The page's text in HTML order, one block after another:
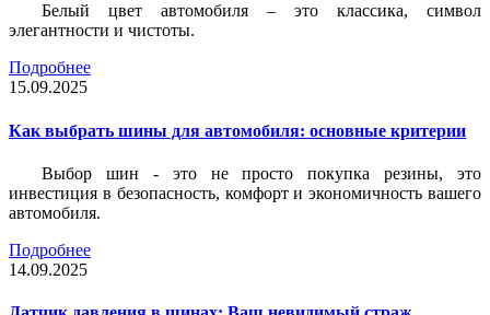
Белый цвет автомобиля – это классика, символ
элегантности и чистоты.
Подробнее
15.09.2025
Как выбрать шины для автомобиля: основные критерии
Выбор шин - это не просто покупка резины, это
инвестиция в безопасность, комфорт и экономичность вашего
автомобиля.
Подробнее
14.09.2025